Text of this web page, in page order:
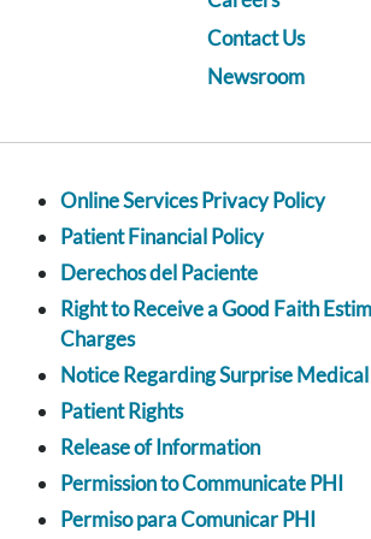
Contact Us
Newsroom
Online Services Privacy Policy
Patient Financial Policy
Derechos del Paciente
Right to Receive a Good Faith
Charges
Notice Regarding Surprise
Patient Rights
Release of Information
Permission to Communicate PHI
Permiso para Comunicar PHI